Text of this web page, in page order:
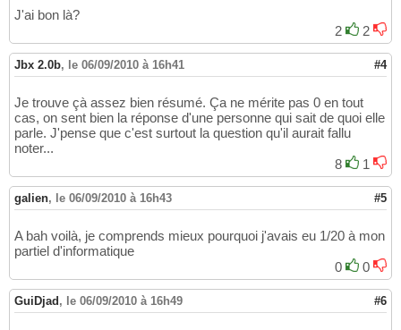
J'ai bon là?
2
2
Jbx 2.0b, le 06/09/2010 à 16h41 #4
Je trouve çà assez bien résumé. Ça ne mérite pas 0 en tout
cas, on sent bien la réponse d'une personne qui sait de quoi elle
parle. J'pense que c'est surtout la question qu'il aurait fallu
noter...
8
1
galien, le 06/09/2010 à 16h43 #5
A bah voilà, je comprends mieux pourquoi j'avais eu 1/20 à mon
partiel d'informatique
0
0
GuiDjad , le 06/09/2010 à 16h49 #6